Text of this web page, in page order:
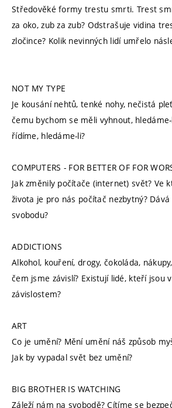
Středověké formy trestu smrti. Trest
za oko, zub za zub? Odstrašuje vidina
zločince? Kolik nevinných lidí umřelo
NOT MY TYPE
Je kousání nehtů, tenké nohy, nečistá
čemu bychom se měli vyhnout,
řídíme, hledáme-li?
COMPUTERS - FOR BETTER OF FOR
Jak změnily počítače (internet) svět? Ve
života je pro nás počítač nezbytný?
svobodu?
ADDICTIONS
Alkohol, kouření, drogy, čokoláda,
čem jsme závislí? Existují lidé, kteří jsou
závislostem?
ART
Co je umění? Mění umění náš způsob
Jak by vypadal svět bez umění?
BIG BROTHER IS WATCHING
Záleží nám na svobodě? Cítíme se